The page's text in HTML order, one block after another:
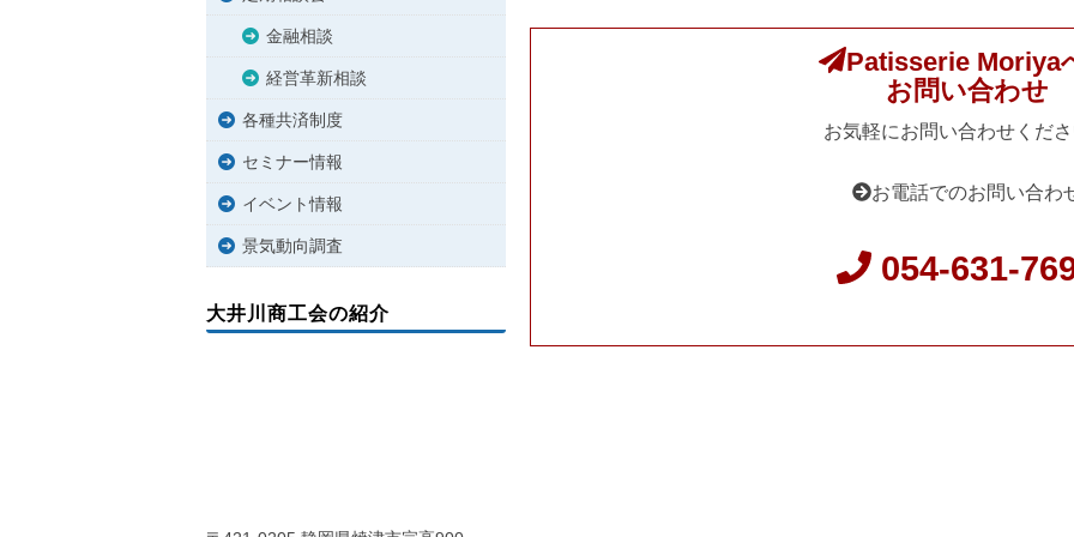
Patisserie Moriya
お問い合わせ
お気軽にお問い合わせくださ
お電話でのお問い合わ
054-631-
金融相談
経営革新相談
各種共済制度
セミナー情報
イベント情報
景気動向調査
大井川商工会の紹介